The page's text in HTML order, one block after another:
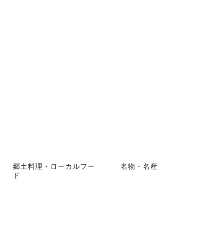
郷土料理・ローカルフー
ド
名物・名産